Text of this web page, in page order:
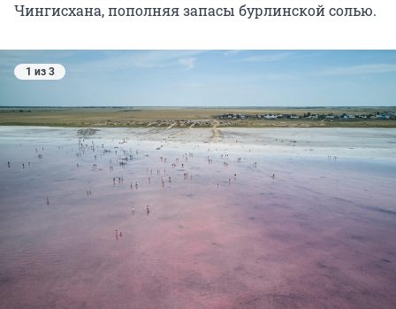
Чингисхана, пополняя запасы бурлинской солью.
1 из 3